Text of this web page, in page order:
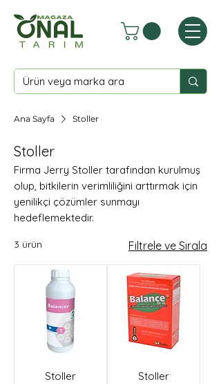
Ana Sayfa Stoller
Stoller
Firma Jerry Stoller tarafından kurulmuş
olup, bitkilerin verimliliğini arttırmak için
yenilikçi çözümler sunmayı
hedeflemektedir.
3 ürün Filtrele ve Sırala
Stoller
Stoller